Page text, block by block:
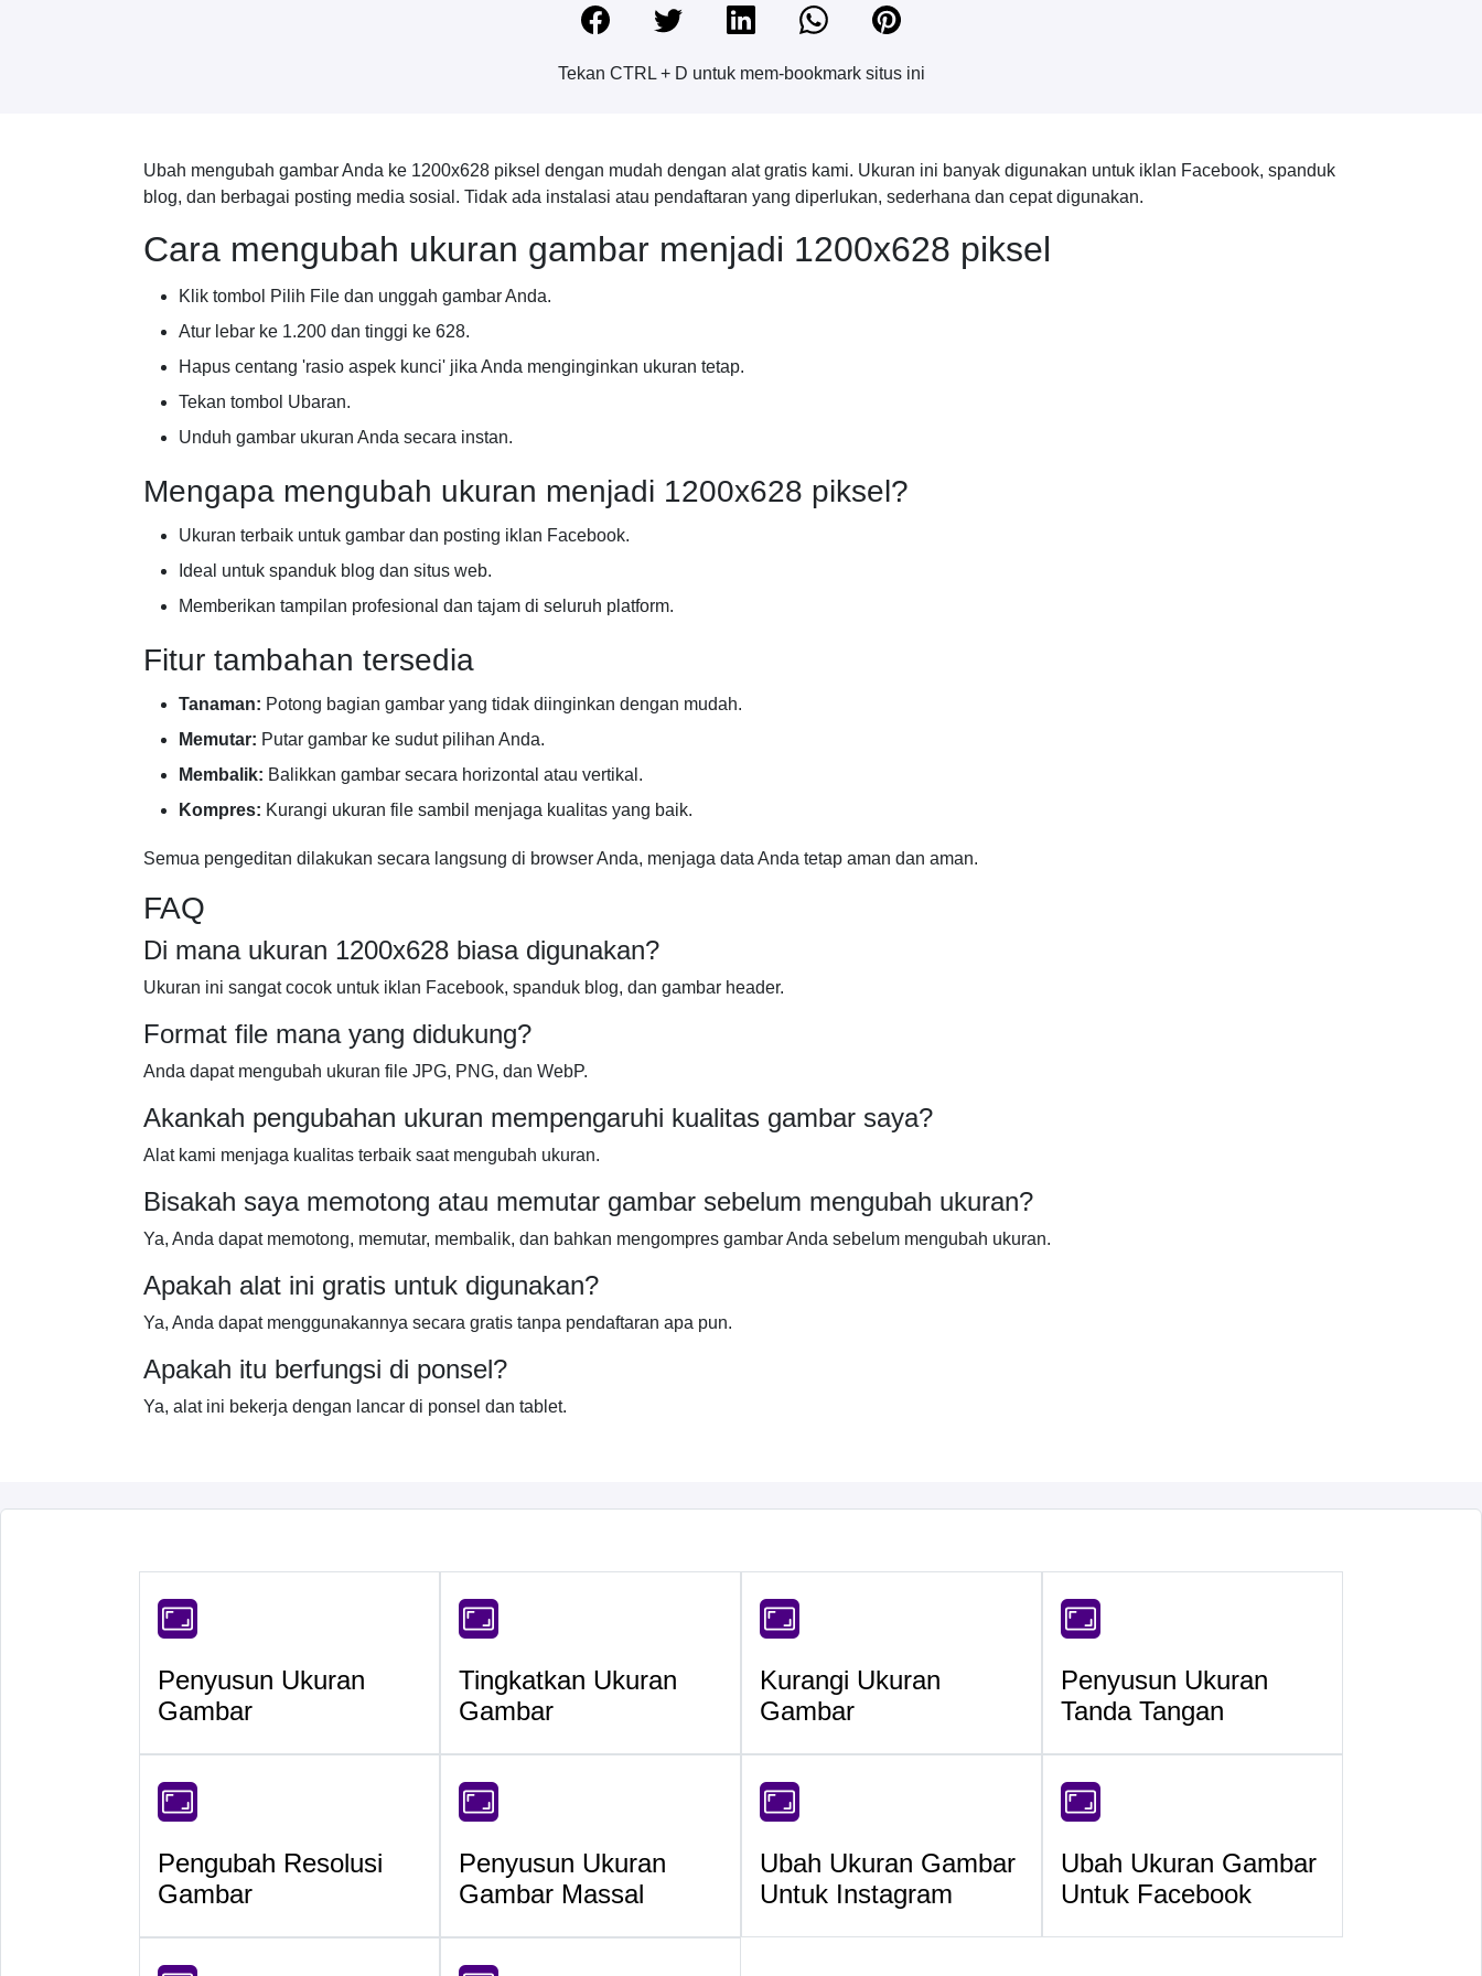
Tekan CTRL + D untuk mem-bookmark situs ini
Ubah mengubah gambar Anda ke 1200x628 piksel dengan mudah dengan alat gratis kami. Ukuran ini banyak digunakan untuk iklan Facebook, spanduk
blog, dan berbagai posting media sosial. Tidak ada instalasi atau pendaftaran yang diperlukan, sederhana dan cepat digunakan.
Cara mengubah ukuran gambar menjadi 1200x628 piksel
Klik tombol Pilih File dan unggah gambar Anda.
Atur lebar ke 1.200 dan tinggi ke 628.
Hapus centang 'rasio aspek kunci' jika Anda menginginkan ukuran tetap.
Tekan tombol Ubaran.
Unduh gambar ukuran Anda secara instan.
Mengapa mengubah ukuran menjadi 1200x628 piksel?
Ukuran terbaik untuk gambar dan posting iklan Facebook.
Ideal untuk spanduk blog dan situs web.
Memberikan tampilan profesional dan tajam di seluruh platform.
Fitur tambahan tersedia
Tanaman: Potong bagian gambar yang tidak diinginkan dengan mudah.
Memutar: Putar gambar ke sudut pilihan Anda.
Membalik: Balikkan gambar secara horizontal atau vertikal.
Kompres: Kurangi ukuran file sambil menjaga kualitas yang baik.
Semua pengeditan dilakukan secara langsung di browser Anda, menjaga data Anda tetap aman dan aman.
FAQ
Di mana ukuran 1200x628 biasa digunakan?
Ukuran ini sangat cocok untuk iklan Facebook, spanduk blog, dan gambar header.
Format file mana yang didukung?
Anda dapat mengubah ukuran file JPG, PNG, dan WebP.
Akankah pengubahan ukuran mempengaruhi kualitas gambar saya?
Alat kami menjaga kualitas terbaik saat mengubah ukuran.
Bisakah saya memotong atau memutar gambar sebelum mengubah ukuran?
Ya, Anda dapat memotong, memutar, membalik, dan bahkan mengompres gambar Anda sebelum mengubah ukuran.
Apakah alat ini gratis untuk digunakan?
Ya, Anda dapat menggunakannya secara gratis tanpa pendaftaran apa pun.
Apakah itu berfungsi di ponsel?
Ya, alat ini bekerja dengan lancar di ponsel dan tablet.
Penyusun Ukuran
Gambar
Tingkatkan Ukuran
Gambar
Kurangi Ukuran
Gambar
Penyusun Ukuran
Tanda Tangan
Pengubah Resolusi
Gambar
Penyusun Ukuran
Gambar Massal
Ubah Ukuran Gambar
Untuk Instagram
Ubah Ukuran Gambar
Untuk Facebook